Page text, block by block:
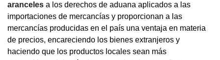
aranceles a los derechos de aduana aplicados a las
importaciones de mercancías y proporcionan a las
mercancías producidas en el país una ventaja en materia
de precios, encareciendo los bienes extranjeros y
haciendo que los productos locales sean más